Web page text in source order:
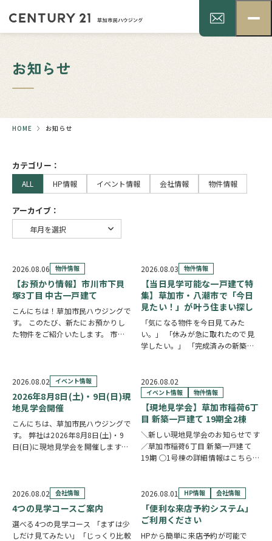
お知らせ
HOME お知らせ
カテゴリー：
ALL HP情報 イベント情報 会社情報 物件情報
アーカイブ：
2026.08.06 物件情報
【お預かり情報】市川市下貝
塚3丁目 中古一戸建て
こんにちは！草加市民ハウジングで
す。 このたび、新たにお預かりし
た物件をご紹介いたします。 市川
https://www.century21soka.com/st/s…
2026.08.03 物件情報
【当日見学可能な一戸建て特
集】草加市・八潮市で「今日
見たい！」が叶う住まい探し
「気になる物件を今日見てみた
い。」 「休みが急に取れたので見
学したい。」 「完成済みの新築を
一戸建て】です。 草加市民ハウジ
ングでは、草加市・八潮市を中心
に、当日ご案内可能な完…
2026.08.02 イベント情報
2026年8月8日(土)・9日(日)現
地見学会開催
こんにちは、草加市民ハウジングで
す。 弊社は2026年8月8日(土)・9
日(日)に現地見学会を開催します！
直接物件を見ながらご説明さ…
2026.08.02
イベント情報 物件情報
【現地見学会】草加市稲荷6丁
目 新築一戸建て 19期全2棟
＼新しい現地見学会のお知らせです
／草加市稲荷6丁目 新築一戸建て
19期 ○1号棟の詳細情報はこちら
中心となるLDKは、17帖以上のゆと
り空間。食洗機付きカウンターキッ
チ…
2026.08.02 会社情報
4つの見学コースご案内
選べる4つの見学コース 「まずは少
しだけ見てみたい」「じっくり比較
2026.08.01 HP情報 会社情報
「便利な来店予約システム」
ご利用ください
HPから簡単に来店予約が可能で